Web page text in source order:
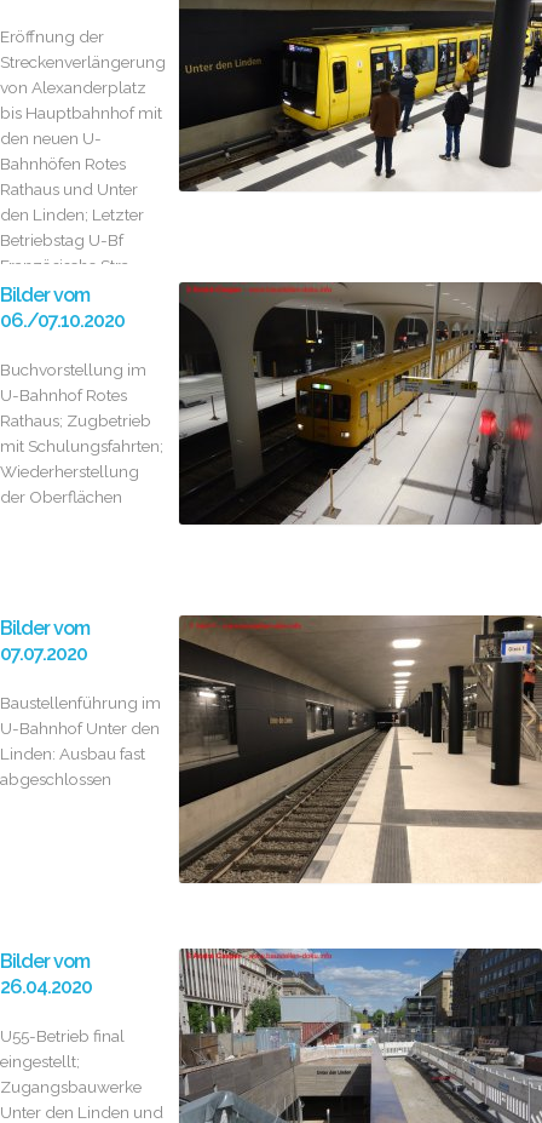
Eröffnung der
Streckenverlängerung
von Alexanderplatz
bis Hauptbahnhof mit
den neuen U-
Bahnhöfen Rotes
Rathaus und Unter
den Linden; Letzter
Betriebstag U-Bf
Französische Stra...
Bilder vom
06./07.10.2020
Buchvorstellung im
U-Bahnhof Rotes
Rathaus; Zugbetrieb
mit Schulungsfahrten;
Wiederherstellung
der Oberflächen
Bilder vom
07.07.2020
Baustellenführung im
U-Bahnhof Unter den
Linden: Ausbau fast
abgeschlossen
Bilder vom
26.04.2020
U55-Betrieb final
eingestellt;
Zugangsbauwerke
Unter den Linden und